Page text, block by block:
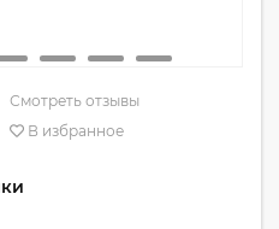
Смотреть отзывы
В избранное